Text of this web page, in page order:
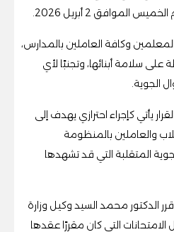
الموافق 2 أبريل 2026.
وكافة العاملين بالمدارس،
سلامة أبنائها، وتجنبًا لأي
الجوية.
يأتي كإجراء احترازي يهدف إلى
والعاملين بالمنظومة
المتقلبة التي قد تشهدها
الدكتور محمد السيد وكيل وزارة
الامتحانات التي كان مقررًا عقدها